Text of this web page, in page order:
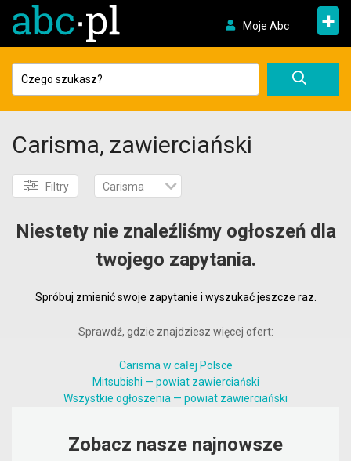
Moje Abc +
Carisma, zawierciański
Filtry Carisma
Niestety nie znaleźliśmy ogłoszeń dla
twojego zapytania.
Spróbuj zmienić swoje zapytanie i wyszukać jeszcze raz.
Sprawdź, gdzie znajdziesz więcej ofert:
Carisma w całej Polsce
Mitsubishi — powiat zawierciański
Wszystkie ogłoszenia — powiat zawierciański
Zobacz nasze najnowsze